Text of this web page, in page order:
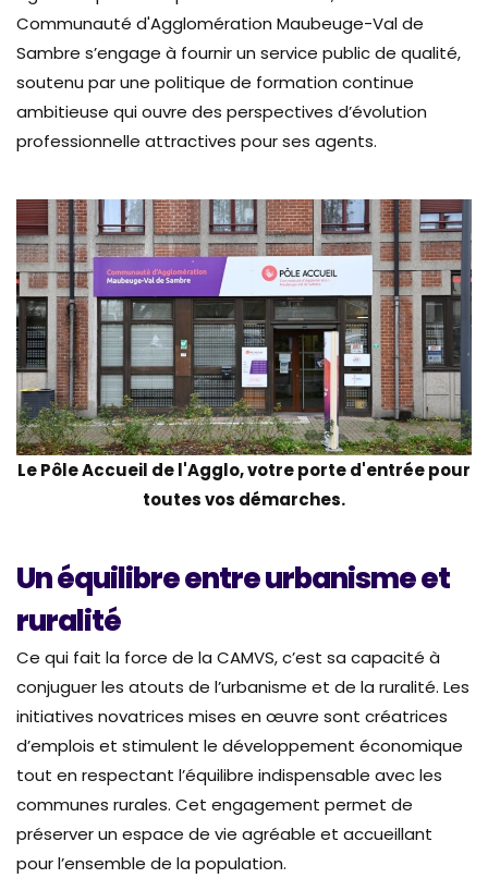
Communauté d'Agglomération Maubeuge-Val de
Sambre s’engage à fournir un service public de qualité,
soutenu par une politique de formation continue
ambitieuse qui ouvre des perspectives d’évolution
professionnelle attractives pour ses agents.
Le Pôle Accueil de l'Agglo, votre porte d'entrée pour
toutes vos démarches.
Un équilibre entre urbanisme et
ruralité
Ce qui fait la force de la CAMVS, c’est sa capacité à
conjuguer les atouts de l’urbanisme et de la ruralité. Les
initiatives novatrices mises en œuvre sont créatrices
d’emplois et stimulent le développement économique
tout en respectant l’équilibre indispensable avec les
communes rurales. Cet engagement permet de
préserver un espace de vie agréable et accueillant
pour l’ensemble de la population.